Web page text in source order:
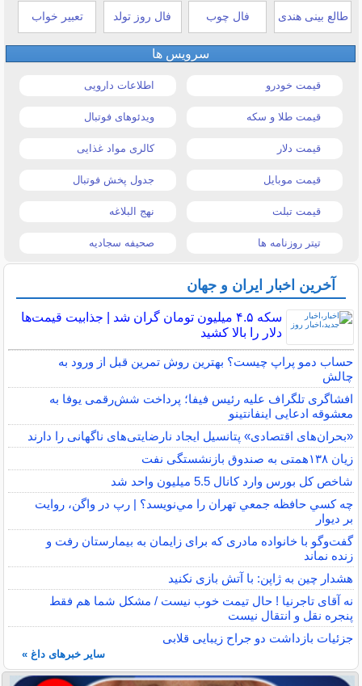
طالع بینی هندی فال چوب فال روز تولد تعبیر خواب
سرویس ها
قیمت خودرو اطلاعات دارویی
قیمت طلا و سکه ویدئوهای فوتبال
قیمت دلار کالری مواد غذایی
قیمت موبایل جدول پخش فوتبال
قیمت تبلت نهج البلاغه
تیتر روزنامه ها صحیفه سجادیه
آخرین اخبار ایران و جهان
سکه ۴.۵ میلیون تومان گران شد | جذابیت قیمت‌ها
دلار را بالا کشید
حساب دمو پراپ چیست؟ بهترین روش تمرین قبل از ورود به
چالش
افشاگری تلگراف علیه رئیس فیفا؛ پرداخت شش‌رقمی یوفا به
معشوقه ادعایی اینفانتینو
«بحران‌های اقتصادی» پتانسیل ایجاد نارضایتی‌های ناگهانی را دارند
زیان ۱۳۸همتی به صندوق بازنشستگی نفت
شاخص کل بورس وارد کانال 5.5 میلیون واحد شد
چه كسي حافظه جمعي تهران را مي‌نويسد؟ | رپ در واگن، روايت
بر ديوار
گفت‌وگو با خانواده مادری که برای زایمان به بیمارستان رفت و
زنده نماند
هشدار چین به ژاپن: با آتش بازی نکنید
نه آقای تاجرنیا ! حال تیمت خوب نیست / مشکل شما هم فقط
پنجره نقل و انتقال نیست
جزئیات بازداشت دو جراح زیبایی قلابی
سایر خبرهای داغ »